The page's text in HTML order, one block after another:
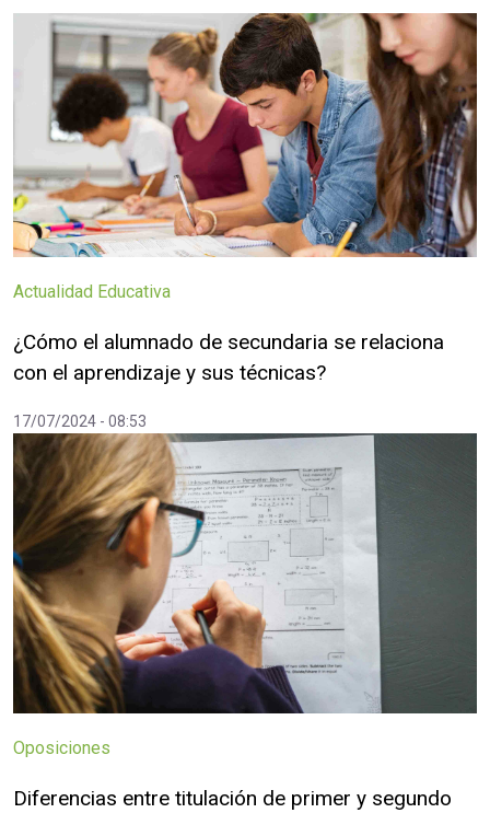
Actualidad Educativa
¿Cómo el alumnado de secundaria se relaciona
con el aprendizaje y sus técnicas?
17/07/2024 - 08:53
Oposiciones
Diferencias entre titulación de primer y segundo